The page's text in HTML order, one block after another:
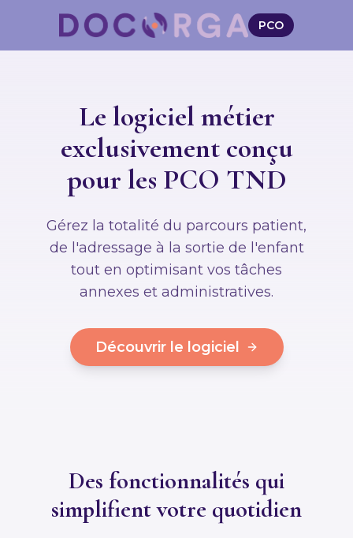
PCO
Le logiciel métier
exclusivement conçu
pour les PCO TND
Gérez la totalité du parcours patient,
de l'adressage à la sortie de l'enfant
tout en optimisant vos tâches
annexes et administratives.
Découvrir le logiciel
Des fonctionnalités qui
simplifient votre quotidien